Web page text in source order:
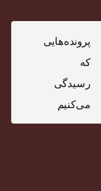
پرونده‌هایی
که
رسیدگی
می‌کنیم